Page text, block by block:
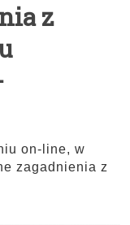
z
on-line, w
zagadnienia z